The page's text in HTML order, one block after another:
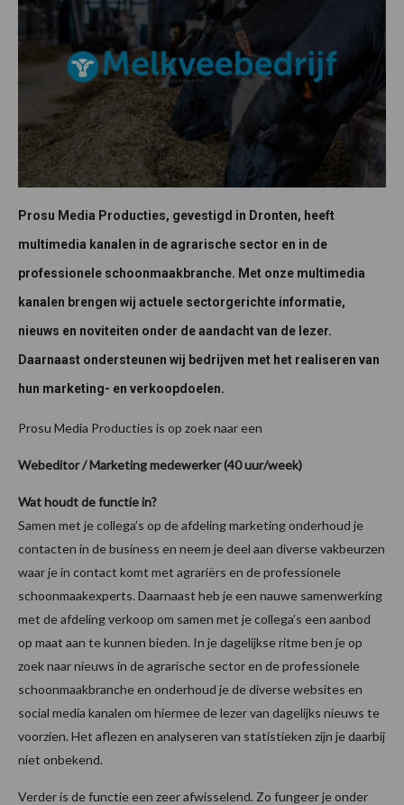
Prosu Media Producties, gevestigd in Dronten, heeft
multimedia kanalen in de agrarische sector en in de
professionele schoonmaakbranche. Met onze multimedia
kanalen brengen wij actuele sectorgerichte informatie,
nieuws en noviteiten onder de aandacht van de lezer.
Daarnaast ondersteunen wij bedrijven met het realiseren van
hun marketing- en verkoopdoelen.
Prosu Media Producties is op zoek naar een
Webeditor / Marketing medewerker (40 uur/week)
Wat houdt de functie in?
Samen met je collega’s op de afdeling marketing onderhoud je
contacten in de business en neem je deel aan diverse vakbeurzen
waar je in contact komt met agrariërs en de professionele
schoonmaakexperts. Daarnaast heb je een nauwe samenwerking
met de afdeling verkoop om samen met je collega’s een aanbod
op maat aan te kunnen bieden. In je dagelijkse ritme ben je op
zoek naar nieuws in de agrarische sector en de professionele
schoonmaakbranche en onderhoud je de diverse websites en
social media kanalen om hiermee de lezer van dagelijks nieuws te
voorzien. Het aflezen en analyseren van statistieken zijn je daarbij
niet onbekend.
Verder is de functie een zeer afwisselend. Zo fungeer je onder